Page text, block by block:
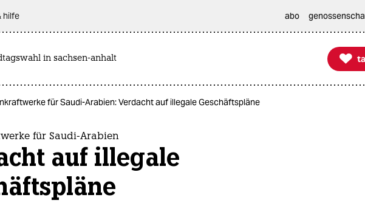
hilfe abo
in sachsen-anhalt 
taz
für Saudi-Arabien: Verdacht auf illegale Geschäftspläne
für Saudi-Arabien
auf illegale